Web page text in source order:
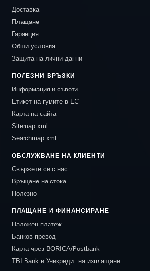
Доставка
Плащане
Гаранция
Общи условия
Защита на лични данни
ПОЛЕЗНИ ВРЪЗКИ
Информация и съвети
Етикет на гумите в ЕС
Карта на сайта
Sitemap.xml
Searchmap.xml
ОБСЛУЖВАНЕ НА КЛИЕНТИ
Свържете се с нас
Връщане на стока
Полезно
ПЛАЩАНЕ И ФИНАНСИРАНЕ
Наложен платеж
Банков превод
Карта чрез BORICA/Postbank
TBI Bank и Уникредит на изплащане